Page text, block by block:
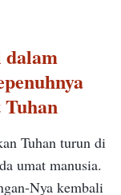
dalam
Tuhan turun di
umat manusia.
Nya kembali